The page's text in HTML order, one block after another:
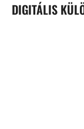
DIGITÁLIS